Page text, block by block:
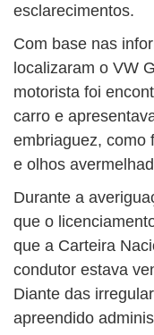
esclarecimentos.
Com base nas
localizaram o VW
motorista foi
carro e
embriaguez, como
e olhos
Durante a
que o
que a Carteira
condutor estava
Diante das
apreendido